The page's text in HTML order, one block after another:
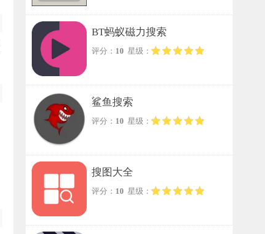
BT蚂蚁磁力搜索
评分： 10 星级：
鲨鱼搜索
评分： 10 星级：
搜图大全
评分： 10 星级：